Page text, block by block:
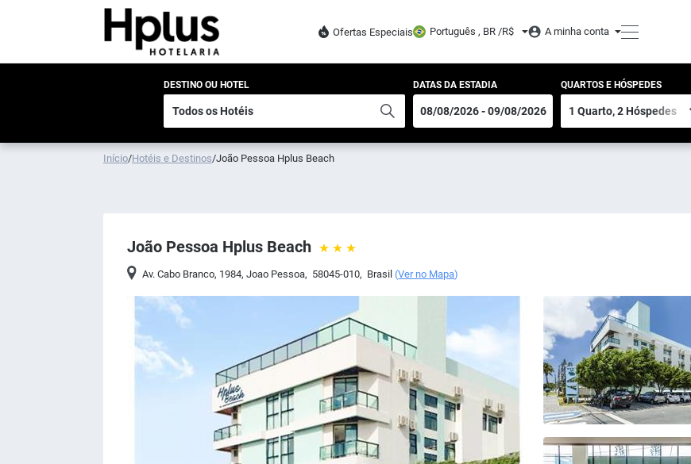
Ofertas Especiais Português , BR /R$ A minha conta
DESTINO OU HOTEL DATAS DA ESTADIA QUARTOS E HÓSPEDES
Início/Hotéis e Destinos/João Pessoa Hplus Beach
João Pessoa Hplus Beach
Av. Cabo Branco, 1984,Joao Pessoa, 58045-010, Brasil (Ver no Mapa)